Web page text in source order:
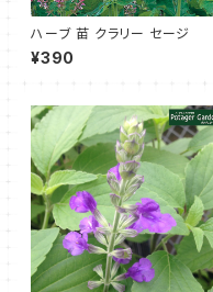
ハーブ 苗 クラリー セージ
¥390